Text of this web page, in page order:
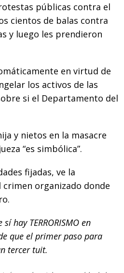
públicas contra el
cientos de balas contra
y luego les prendieron
en virtud de
los activos de las
si el Departamento del
y nietos en la masacre
“es simbólica”.
fijadas, ve la
organizado donde
hay TERRORISMO en
que el primer paso para
tercer tuit.